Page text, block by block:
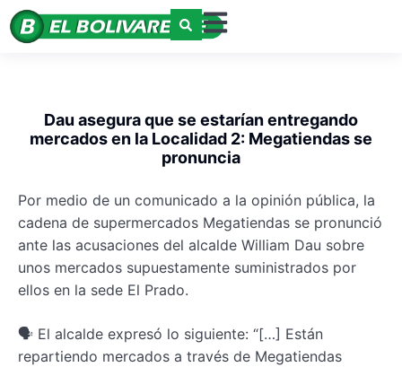
Dau asegura que se estarían entregando
mercados en la Localidad 2: Megatiendas se
pronuncia
Por medio de un comunicado a la opinión pública, la
cadena de supermercados Megatiendas se pronunció
ante las acusaciones del alcalde William Dau sobre
unos mercados supuestamente suministrados por
ellos en la sede El Prado.
🗣️ El alcalde expresó lo siguiente: “[…] Están
repartiendo mercados a través de Megatiendas